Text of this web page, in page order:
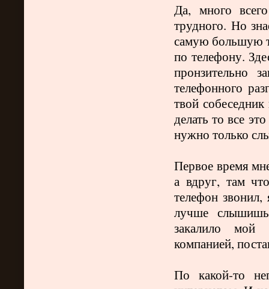
Да, много
трудного. Но
самую большую
по телефону.
пронзительно
телефонного
твой
делать то все
нужно только
Первое время
а вдруг, там
телефон
лучше
закалило мой
компанией,
По какой-то